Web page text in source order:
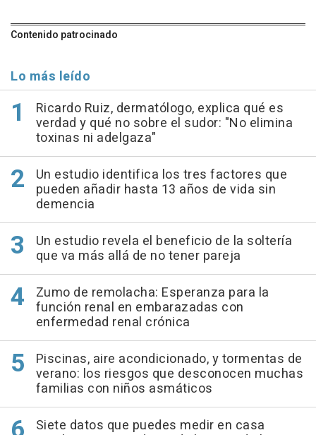
Contenido patrocinado
Lo más leído
Ricardo Ruiz, dermatólogo, explica qué es
verdad y qué no sobre el sudor: "No elimina
toxinas ni adelgaza"
Un estudio identifica los tres factores que
pueden añadir hasta 13 años de vida sin
demencia
Un estudio revela el beneficio de la soltería
que va más allá de no tener pareja
Zumo de remolacha: Esperanza para la
función renal en embarazadas con
enfermedad renal crónica
Piscinas, aire acondicionado, y tormentas de
verano: los riesgos que desconocen muchas
familias con niños asmáticos
Siete datos que puedes medir en casa